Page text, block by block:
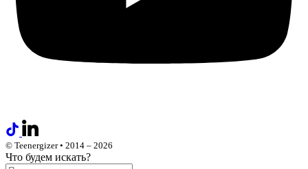
© Teenergizer • 2014 – 2026
Что будем искать?